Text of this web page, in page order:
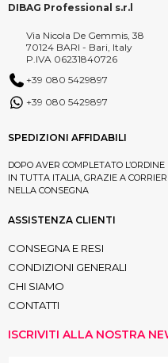
DIBAG Professional s.r.l
Via Nicola De Gemmis, 38
70124 BARI - Bari, Italy
P.IVA 06231840726
+39 080 5429897
+39 080 5429897
SPEDIZIONI AFFIDABILI
DOPO AVER COMPLETATO
IN TUTTA ITALIA, GRAZIE A
NELLA CONSEGNA
ASSISTENZA CLIENTI
CONSEGNA E RESI
CONDIZIONI GENERALI
CHI SIAMO
CONTATTI
ISCRIVITI ALLA NOSTRA